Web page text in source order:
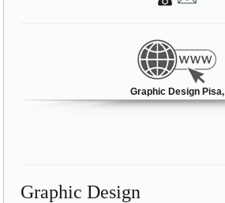
Graphic Design Pisa,
Graphic Design